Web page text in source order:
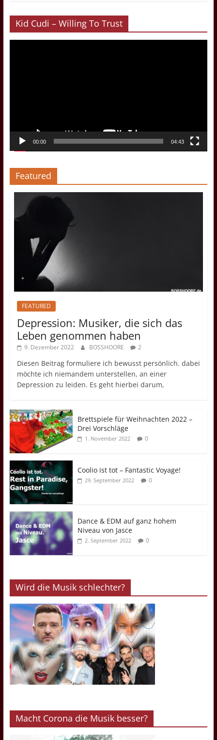
Kid Cudi – Willing To Trust
00:00 04:43
Featured
FEATURED
Depression: Musiker, die sich das
Leben genommen haben
9. Dezember 2022 BOSSHOORE 2
Diesen Beitrag formuliere ich bewusst persönlich. dabei
möchte ich niemandem unterstellen, an einer
Depression zu leiden. Es geht hierbei darum,
Brettspiele für Weihnachten 2022 –
Drei Vorschläge
1. November 2022 0
Coolio ist tot – Fantastic Voyage!
29. September 2022 0
Dance & EDM auf ganz hohem
Niveau von Jasce
2. September 2022 0
Wird die Musik schlechter?
Macht Corona die Musik besser?